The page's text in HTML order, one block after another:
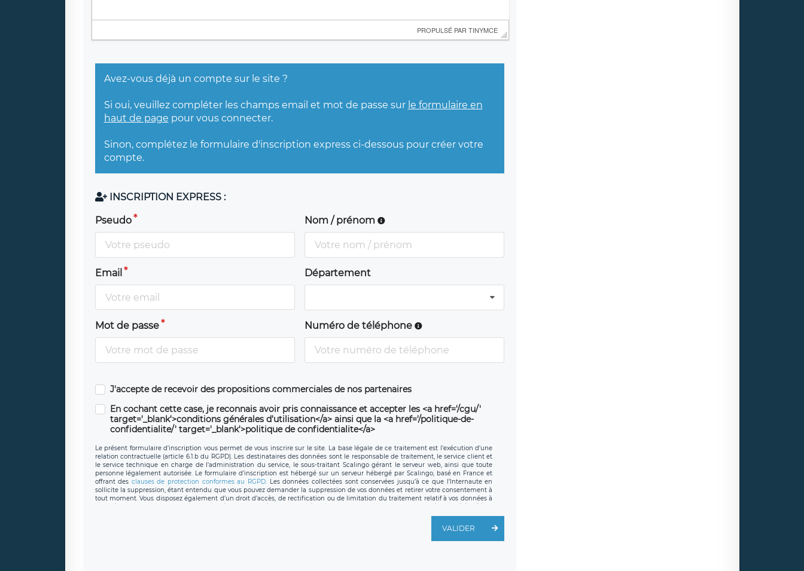
PROPULSÉ PAR TINYMCE
Avez-vous déjà un compte sur le site ?
Si oui, veuillez compléter les champs email et mot de passe sur le formulaire en
haut de page pour vous connecter.
Sinon, complétez le formulaire d'inscription express ci-dessous pour créer votre
compte.
INSCRIPTION EXPRESS :
Pseudo Nom / prénom
Email Département
Mot de passe Numéro de téléphone
J'accepte de recevoir des propositions commerciales de nos partenaires
En cochant cette case, je reconnais avoir pris connaissance et accepter les <a href='/cgu/'
target='_blank'>conditions générales d'utilisation</a> ainsi que la <a href='/politique-de-
confidentialite/' target='_blank'>politique de confidentialite</a>
Le présent formulaire d’inscription vous permet de vous inscrire sur le site. La base légale de ce traitement est l’exécution d’une
relation contractuelle (article 6.1.b du RGPD). Les destinataires des données sont le responsable de traitement, le service client et
le service technique en charge de l’administration du service, le sous-traitant Scalingo gérant le serveur web, ainsi que toute
personne légalement autorisée. Le formulaire d’inscription est hébergé sur un serveur hébergé par Scalingo, basé en France et
offrant des clauses de protection conformes au RGPD. Les données collectées sont conservées jusqu’à ce que l’Internaute en
sollicite la suppression, étant entendu que vous pouvez demander la suppression de vos données et retirer votre consentement à
tout moment. Vous disposez également d’un droit d’accès, de rectification ou de limitation du traitement relatif à vos données à
caractère personnel, ainsi que d’un droit à la portabilité de vos données. Vous pouvez exercer ces droits auprès du délégué à la
protection des données de LÉGAVOX qui exerce au siège social de LÉGAVOX et est joignable à l’adresse mail suivante :
joignable à l’adresse mail : responsabledetraitement@legavox.fr. Vous avez également le droit d’introduire une réclamation
VALIDER